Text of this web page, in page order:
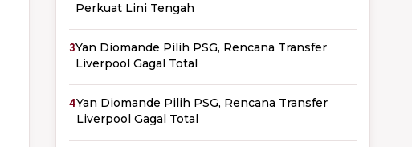
Perkuat Lini Tengah
3Yan Diomande Pilih PSG, Rencana Transfer
Liverpool Gagal Total
4Yan Diomande Pilih PSG, Rencana Transfer
Liverpool Gagal Total